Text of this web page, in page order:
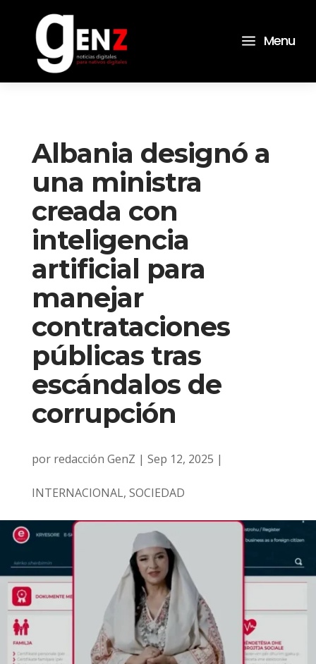
a Menu
Albania designó a
una ministra
creada con
inteligencia
artificial para
manejar
contrataciones
públicas tras
escándalos de
corrupción
por redacción GenZ | Sep 12, 2025 |
INTERNACIONAL, SOCIEDAD